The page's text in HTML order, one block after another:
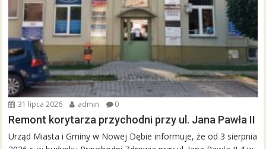
31 lipca 2026 admin 0
Remont korytarza przychodni przy ul. Jana Pawła II
Urząd Miasta i Gminy w Nowej Dębie informuje, że od 3 sierpnia